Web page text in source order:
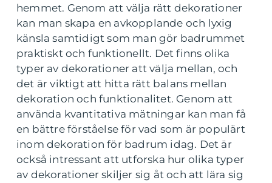
hemmet. Genom att välja rätt dekorationer
kan man skapa en avkopplande och lyxig
känsla samtidigt som man gör badrummet
praktiskt och funktionellt. Det finns olika
typer av dekorationer att välja mellan, och
det är viktigt att hitta rätt balans mellan
dekoration och funktionalitet. Genom att
använda kvantitativa mätningar kan man få
en bättre förståelse för vad som är populärt
inom dekoration för badrum idag. Det är
också intressant att utforska hur olika typer
av dekorationer skiljer sig åt och att lära sig